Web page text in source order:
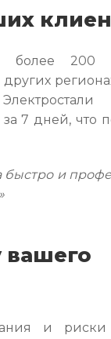
200
7 дней, что
и
вашего
и